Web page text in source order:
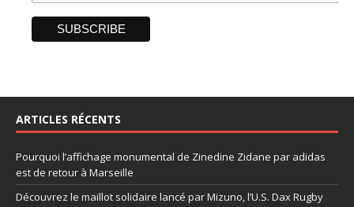
ARTICLES RÉCENTS
Pourquoi l’affichage monumental de Zinedine Zidane par adidas
est de retour à Marseille
Découvrez le maillot solidaire lancé par Mizuno, l’U.S. Dax Rugby